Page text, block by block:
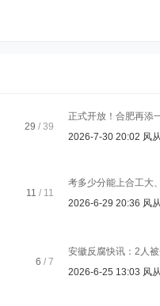
29 / 39
正式开放！合肥再添
2026-7-30 20:02 风
11 / 11
考多少分能上合工大
2026-6-29 20:36 风
6 / 7
安徽反腐快讯：2人
2026-6-25 13:03 风